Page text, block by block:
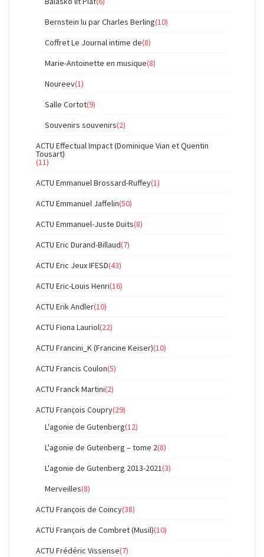
Bernstein lu par Charles Berling(10)
Coffret Le Journal intime de(8)
Marie-Antoinette en musique(8)
Noureev(1)
Salle Cortot(9)
Souvenirs souvenirs(2)
ACTU Effectual Impact (Dominique Vian et Quentin
Tousart)
(11)
ACTU Emmanuel Brossard-Ruffey(1)
ACTU Emmanuel Jaffelin(50)
ACTU Emmanuel-Juste Duits(8)
ACTU Eric Durand-Billaud(7)
ACTU Eric Jeux IFESD(43)
ACTU Eric-Louis Henri(16)
ACTU Erik Andler(10)
ACTU Fiona Lauriol(22)
ACTU Francini_K (Francine Keiser)(10)
ACTU Francis Coulon(5)
ACTU Franck Martini(2)
ACTU François Coupry(29)
L'agonie de Gutenberg(12)
L'agonie de Gutenberg – tome 2(8)
L'agonie de Gutenberg 2013-2021(3)
Merveilles(8)
ACTU François de Coincy(38)
ACTU François de Combret (Musil)(10)
ACTU Frédéric Vissense(7)